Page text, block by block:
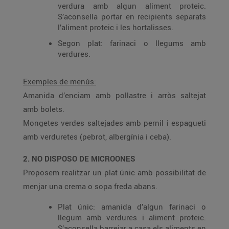
verdura amb algun aliment proteic.
S’aconsella portar en recipients separats
l’aliment proteic i les hortalisses.
Segon plat: farinaci o llegums amb
verdures.
Exemples de menús:
Amanida d’enciam amb pollastre i arròs saltejat
amb bolets.
Mongetes verdes saltejades amb pernil i espagueti
amb verduretes (pebrot, albergínia i ceba).
2. NO DISPOSO DE MICROONES
Proposem realitzar un plat únic amb possibilitat de
menjar una crema o sopa freda abans.
Plat únic: amanida d’algun farinaci o
llegum amb verdures i aliment proteic.